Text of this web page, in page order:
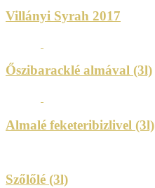
Villányi Syrah 2017
Őszibaracklé almával (3l)
Almalé feketeribizlivel (3l)
Szőlőlé (3l)